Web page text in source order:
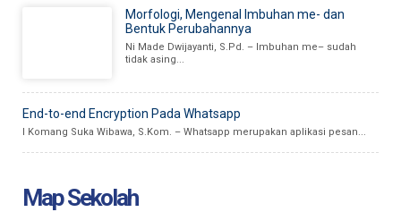
Morfologi, Mengenal Imbuhan me- dan
Bentuk Perubahannya
Ni Made Dwijayanti, S.Pd. – Imbuhan me– sudah
tidak asing...
End-to-end Encryption Pada Whatsapp
I Komang Suka Wibawa, S.Kom. – Whatsapp merupakan aplikasi pesan...
Map Sekolah